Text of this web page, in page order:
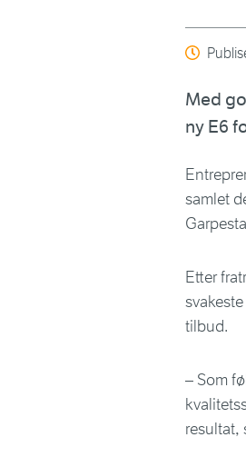
Med
ny E6
samlet
Etter
tilbud.
– Som
resultat,